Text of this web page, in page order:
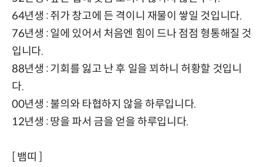
64년생 : 쥐가 창고에 든 격이니 재물이 쌓일 것입니다.
76년생 : 일에 있어서 처음엔 힘이 드나 점점 형통해질 것
입니다.
88년생 : 기회를 잃고 난 후 일을 꾀하니 허황할 것입니
다.
00년생 : 불의와 타협하지 않을 하루입니다.
12년생 : 땅을 파서 금을 얻을 하루입니다.
[ 뱀띠 ]